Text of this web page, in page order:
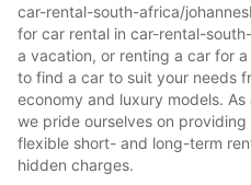
car-rental-south-africa/
for car rental in car-rental-
a vacation, or renting a car for
to find a car to suit your needs
economy and luxury models.
we pride ourselves on
flexible short- and long-term
hidden charges.